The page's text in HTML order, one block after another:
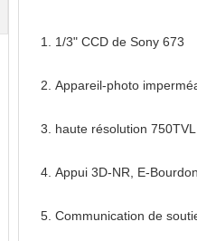
1/3" CCD de Sony 673
Appareil-photo
haute résolution 750TVL
Appui 3D-NR, E-
Communication de